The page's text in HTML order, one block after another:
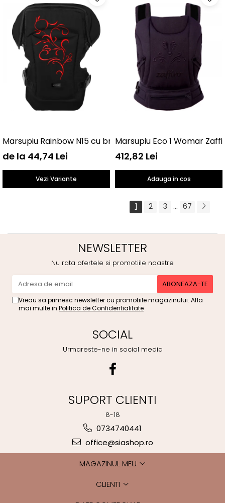
Marsupiu Rainbow N15 cu broderie Womar Zaffiro AN-
de la 44,74 Lei
Vezi Variante
Marsupiu Eco 1 Womar
412,82 Lei
Adauga in cos
1 2 3 ... 67
NEWSLETTER
Nu rata ofertele si promotiile noastre
Vreau sa primesc newsletter cu promotiile magazinului. Afla
mai multe in Politica de Confidentialitate
SOCIAL
Urmareste-ne in social media
SUPORT CLIENTI
8-18
0734740441
office@siashop.ro
MAGAZINUL MEU
CLIENTI